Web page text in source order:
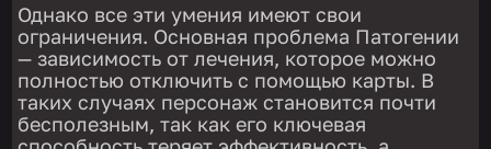
Однако все эти умения имеют свои
ограничения. Основная проблема Патогении
— зависимость от лечения, которое можно
полностью отключить с помощью карты. В
таких случаях персонаж становится почти
бесполезным, так как его ключевая